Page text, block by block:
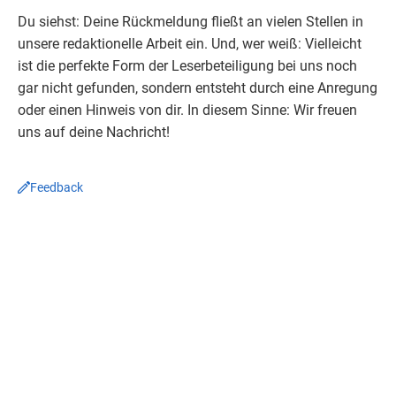
Du siehst: Deine Rückmeldung fließt an vielen Stellen in
unsere redaktionelle Arbeit ein. Und, wer weiß: Vielleicht
ist die perfekte Form der Leserbeteiligung bei uns noch
gar nicht gefunden, sondern entsteht durch eine Anregung
oder einen Hinweis von dir. In diesem Sinne: Wir freuen
uns auf deine Nachricht!
Feedback